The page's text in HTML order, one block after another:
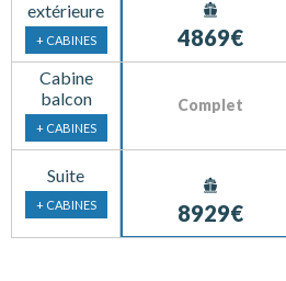
extérieure
+ CABINES
Cabine
balcon
+ CABINES
Suite
+ CABINES
4869€
Complet
8929€